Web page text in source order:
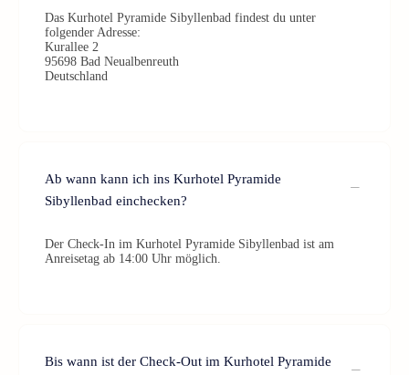
Das Kurhotel Pyramide Sibyllenbad findest du unter
folgender Adresse:
Kurallee 2
95698 Bad Neualbenreuth
Deutschland
Ab wann kann ich ins Kurhotel Pyramide
Sibyllenbad einchecken?
Der Check-In im Kurhotel Pyramide Sibyllenbad ist am
Anreisetag ab 14:00 Uhr möglich.
Bis wann ist der Check-Out im Kurhotel Pyramide